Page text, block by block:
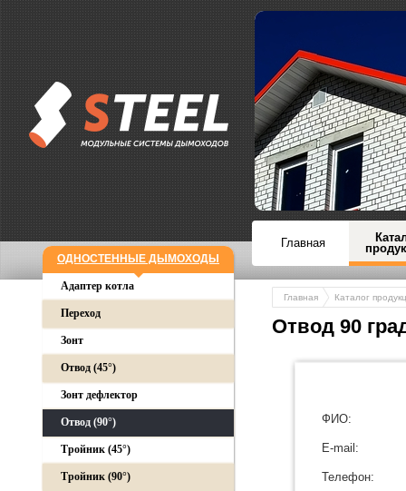
Главная
Главная Каталог
Отвод 90
ФИО:
E-mail:
Телефон:
ОДНОСТЕННЫЕ ДЫМОХОДЫ
Адаптер котла
Переход
Зонт
Отвод (45°)
Зонт дефлектор
Отвод (90°)
Тройник (45°)
Тройник (90°)